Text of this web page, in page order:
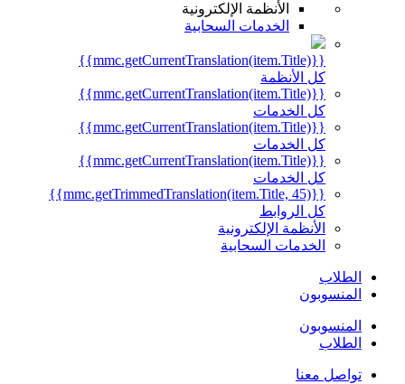
الأنظمة الإلكترونية
الخدمات السحابية
{{mmc.getCurrentTranslation(item.Title)}}
كل الأنظمة
{{mmc.getCurrentTranslation(item.Title)}}
كل الخدمات
{{mmc.getCurrentTranslation(item.Title)}}
كل الخدمات
{{mmc.getCurrentTranslation(item.Title)}}
كل الخدمات
{{mmc.getTrimmedTranslation(item.Title, 45)}}
كل الروابط
الأنظمة الإلكترونية
الخدمات السحابية
الطلاب
المنسوبون
المنسوبون
الطلاب
تواصل معنا